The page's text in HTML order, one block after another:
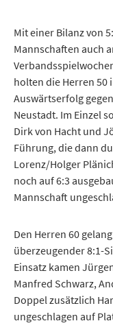
Mit einer Bilanz von
Mannschaften auch
holten die Herren 50
Auswärtserfolg
Neustadt. Im Einzel
Dirk von Hacht und
Führung, die dann
Lorenz/Holger
noch auf 6:3
Mannschaft
Den Herren 60
überzeugender 8:1-
Einsatz kamen
Manfred Schwarz,
Doppel zusätzlich
ungeschlagen auf